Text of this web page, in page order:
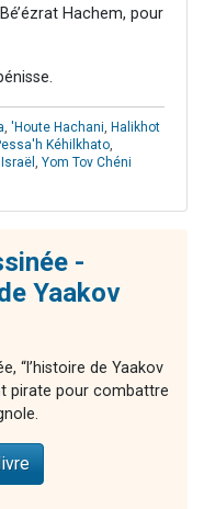
Hachem, pour
, 'Houte Hachani, Halikhot
Kéhilkhato,
, Yom Tov Chéni
-
Yaakov
“l’histoire de Yaakov
pirate pour combattre